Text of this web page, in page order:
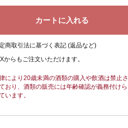
商取引法に基づく表記 (返品など)
からもご注文いただけます。
により20歳未満の酒類の購入や飲酒は禁止さ
おり、酒類の販売には年齢確認が義務付けら
います。